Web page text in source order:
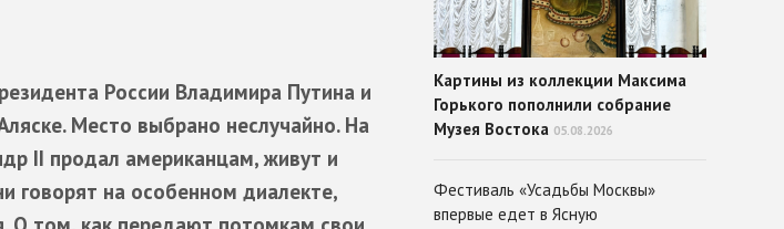
России Владимира Путина и
Место выбрано неслучайно. На
II продал американцам, живут и
говорят на особенном диалекте,
Картины из коллекции Максима
Горького пополнили собрание
Музея Востока 05.08.2026
Фестиваль «Усадьбы Москвы»
впервые едет в Ясную